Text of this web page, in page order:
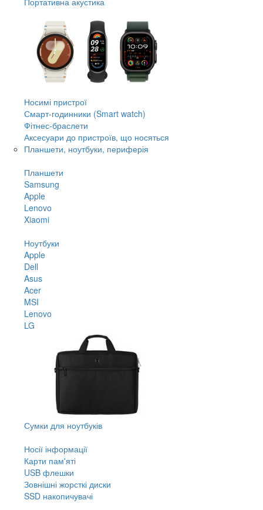
Носимі пристрої
Смарт-годинники (Smart watch)
Фітнес-браслети
Аксесуари до пристроїв, що носяться
Планшети, ноутбуки, периферія
Планшети
Samsung
Apple
Lenovo
Xiaomi
Ноутбуки
Apple
Dell
Asus
Acer
MSI
Lenovo
LG
Сумки для ноутбуків
Носії інформації
Карти пам'яті
USB флешки
Зовнішні жорсткі диски
SSD накопичувачі